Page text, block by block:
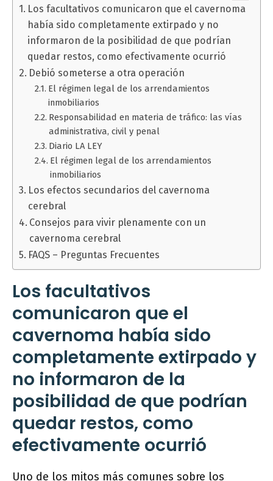
Los facultativos comunicaron que el cavernoma
había sido completamente extirpado y no
informaron de la posibilidad de que podrían
quedar restos, como efectivamente ocurrió
Debió someterse a otra operación
El régimen legal de los arrendamientos
inmobiliarios
Responsabilidad en materia de tráfico: las vías
administrativa, civil y penal
Diario LA LEY
El régimen legal de los arrendamientos
inmobiliarios
Los efectos secundarios del cavernoma
cerebral
Consejos para vivir plenamente con un
cavernoma cerebral
FAQS – Preguntas Frecuentes
Los facultativos
comunicaron que el
cavernoma había sido
completamente extirpado y
no informaron de la
posibilidad de que podrían
quedar restos, como
efectivamente ocurrió
Uno de los mitos más comunes sobre los